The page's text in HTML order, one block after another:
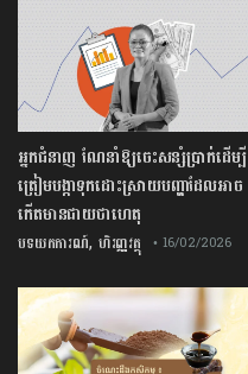
អ្នកជំនាញ ណែនាំឱ្យចេះសន្សំប្រាក់ដើម្បី
ត្រៀមបង្កាទុកដោះស្រាយបញ្ហាដែលអាច
កើតមានជាយថាហេតុ
បទយកការណ៍, ហិរញ្ញវត្ថុ • 16/02/2026